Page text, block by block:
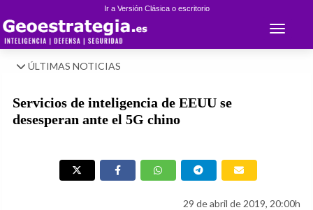
Ir a Versión Clásica o escritorio
Toggle
ÚLTIMAS NOTICIAS
Servicios de inteligencia de EEUU se
desesperan ante el 5G chino
29 de abril de 2019, 20:00h